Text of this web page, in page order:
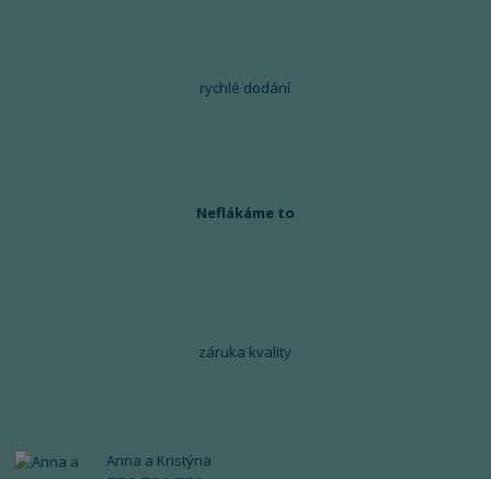
rychlé dodání
Neflákáme to
záruka kvality
Anna a Kristýna